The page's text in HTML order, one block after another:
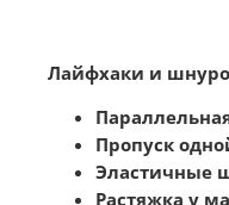
Лайфхаки и
Пропуск
Эластичные
Растяжка у